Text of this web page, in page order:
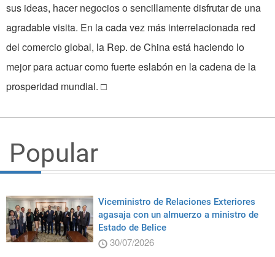
sus ideas, hacer negocios o sencillamente disfrutar de una
agradable visita. En la cada vez más interrelacionada red
del comercio global, la Rep. de China está haciendo lo
mejor para actuar como fuerte eslabón en la cadena de la
prosperidad mundial. □
Popular
Viceministro de Relaciones Exteriores
agasaja con un almuerzo a ministro de
Estado de Belice
30/07/2026